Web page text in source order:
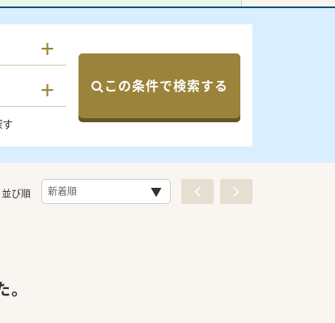
この条件で検索する
並び順